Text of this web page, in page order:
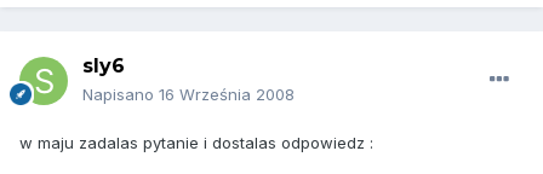
sly6
Napisano 16 Września 2008
w maju zadalas pytanie i dostalas odpowiedz :